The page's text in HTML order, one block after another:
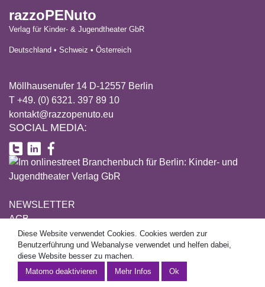
razzoPENuto
Verlag für Kinder- & Jugendtheater GbR
Deutschland • Schweiz • Österreich
Möllhausenufer 14 D-12557 Berlin
T +49. (0) 6321. 397 89 10
kontakt@razzopenuto.eu
SOCIAL MEDIA:
NEWSLETTER
AGB
DATENSCHUTZ
IMPRESSUM
This site uses cookies. Cookies are used for user guidance and
web analytics and help to make this website better.
Mehr Informationen
Diese Website verwendet Cookies. Cookies werden zur
Benutzerführung und Webanalyse verwendet und helfen dabei,
diese Website besser zu machen.
Mehr Infos